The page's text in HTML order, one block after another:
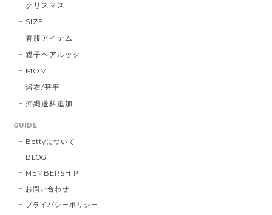
クリスマス
SIZE
春服アイテム
親子ペアルック
MOM
浴衣/甚平
沖縄送料追加
GUIDE
Bettyについて
BLOG
MEMBERSHIP
お問い合わせ
プライバシーポリシー